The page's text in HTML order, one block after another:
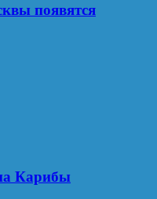
появятся
Карибы